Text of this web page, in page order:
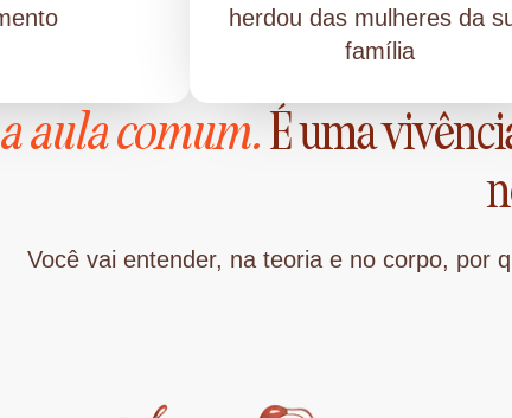
herdou das mulheres da
família
aula comum.É uma
Você vai entender, na teoria e no corpo, por